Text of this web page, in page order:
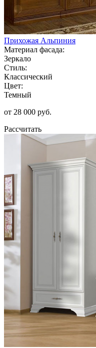
Прихожая Альпиния
Материал фасада:
Зеркало
Стиль:
Классический
Цвет:
Темный
от 28 000 руб.
Рассчитать